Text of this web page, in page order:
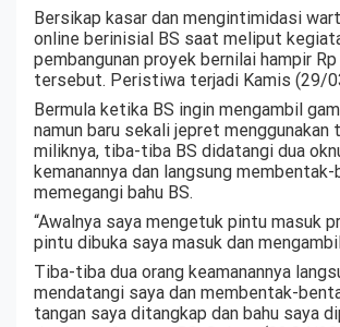
Bersikap kasar dan mengintimidasi
online berinisial BS saat meliput
pembangunan proyek bernilai hampir
tersebut. Peristiwa terjadi Kamis (29/
Bermula ketika BS ingin mengambil
namun baru sekali jepret
miliknya, tiba-tiba BS didatangi dua
kemanannya dan langsung
memegangi bahu BS.
“Awalnya saya mengetuk pintu masuk
pintu dibuka saya masuk dan
Tiba-tiba dua orang keamanannya
mendatangi saya dan membentak-
tangan saya ditangkap dan bahu saya